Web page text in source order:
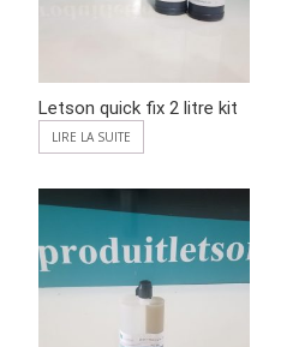
Letson quick fix 2 litre kit
LIRE LA SUITE